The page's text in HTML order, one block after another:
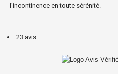
l'incontinence en toute sérénité.
23 avis